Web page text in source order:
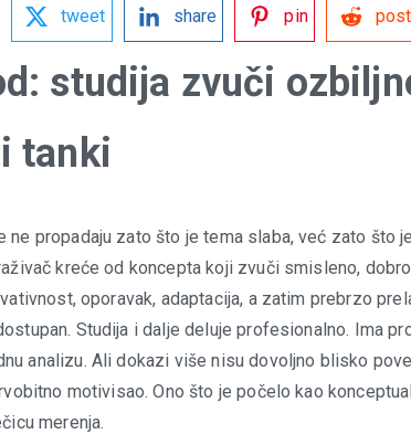
tweet share pin post
studija zvuči
tanki
ne propadaju zato što je tema slaba, već zato što
kreće od koncepta koji zvuči smisleno,
oporavak, adaptacija, a zatim prebrzo
Studija i dalje deluje profesionalno. Ima
analizu. Ali dokazi više nisu dovoljno blisko
motivisao. Ono što je počelo kao
merenja.